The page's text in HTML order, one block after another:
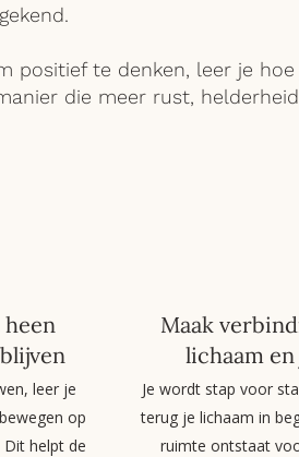
positief te denken, leer je
die meer rust,
heen
leer je
op
Dit helpt de
Maak
lichaam
Je wordt stap voor
terug je lichaam in
ruimte ontstaat